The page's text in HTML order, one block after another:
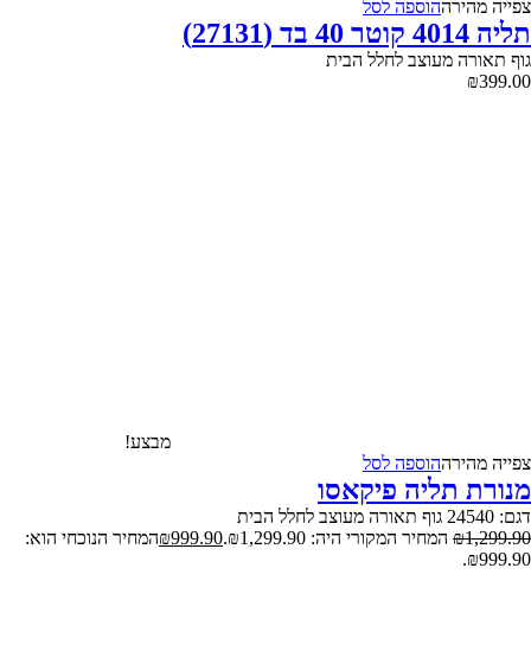
צפייה‬ ‫מהירה‬הוספה לסל
תליה 4014 קוטר 40 בד (27131)
גוף תאורה מעוצב לחלל הבית
₪399.00
מבצע!
צפייה‬ ‫מהירה‬הוספה לסל
מנורת תליה פיקאסו
דגם: 24540 גוף תאורה מעוצב לחלל הבית
₪1,299.90 המחיר המקורי היה: ₪1,299.90. ₪999.90
המחיר הנוכחי הוא:
₪999.90.